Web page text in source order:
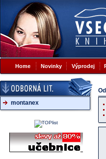
Home Novinky Výprodej
montanex